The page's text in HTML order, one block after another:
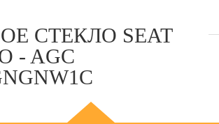
СТЕКЛО SEAT
- AGC